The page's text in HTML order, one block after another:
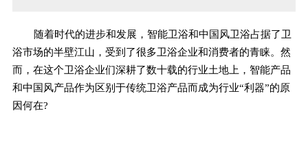
随着时代的进步和发展，智能卫浴和中国风卫浴占据了卫
浴市场的半壁江山，受到了很多卫浴企业和消费者的青睐。然
而，在这个卫浴企业们深耕了数十载的行业土地上，智能产品
和中国风产品作为区别于传统卫浴产品而成为行业“利器”的原
因何在?